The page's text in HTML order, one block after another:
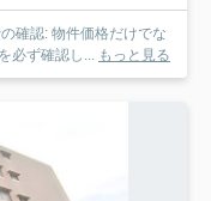
確認: 物件価格だけでな
必ず確認し... もっと見る